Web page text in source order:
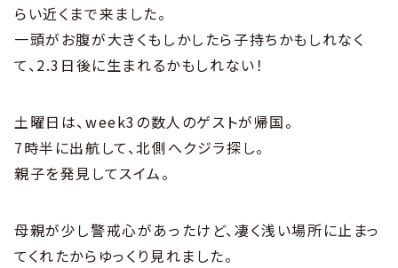
らい近くまで来ました。
一頭がお腹が大きくもしかしたら子持ちかもしれなく
て、2.3日後に生まれるかもしれない！
土曜日は、week3の数人のゲストが帰国。
7時半に出航して、北側へクジラ探し。
親子を発見してスイム。
母親が少し警戒心があったけど、凄く浅い場所に止まっ
てくれたからゆっくり見れました。